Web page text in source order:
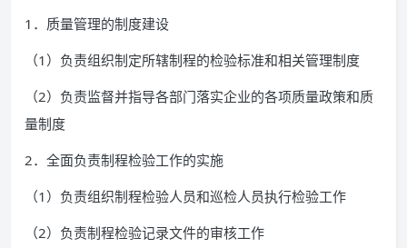
1．质量管理的制度建设
（1）负责组织制定所辖制程的检验标准和相关管理制度
（2）负责监督并指导各部门落实企业的各项质量政策和质
量制度
2．全面负责制程检验工作的实施
（1）负责组织制程检验人员和巡检人员执行检验工作
（2）负责制程检验记录文件的审核工作